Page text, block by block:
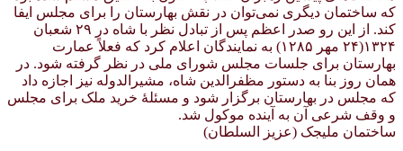
که ساختمان دیگری نمی‌توان در نقش بهارستان را برای مجلس ایفا
کند. از این رو صدر اعظم پس از تبادل نظر با شاه در ۲۹ شعبان
۱۳۲۴(۲۴ مهر ۱۲۸۵) به نمایندگان اعلام کرد که فعلاً عمارت
بهارستان برای جلسات مجلس شورای ملی در نظر گرفته شود. در
همان روز بنا به دستور مظفرالدین شاه، مشیرالدوله نیز اجازه داد
که مجلس در بهارستان بر‌گزار شود و مسئلهٔ خرید ملک برای مجلس
و وقف شرعی آن به آینده موکول شد.
ساختمان ملیجک (عزیز السلطان)